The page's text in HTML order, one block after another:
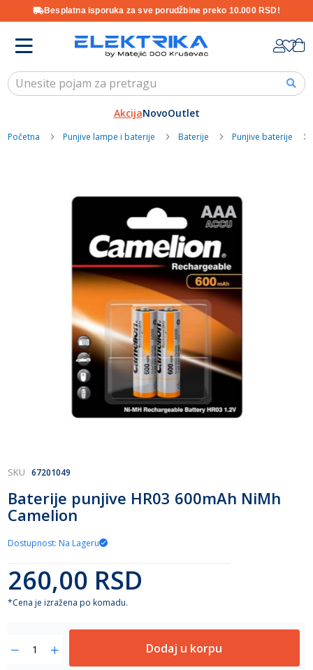
Besplatna isporuka za sve porudžbine preko 10.000 RSD!
Content
AkcijaNovoOutlet
Početna Punjive lampe i baterije Baterije Punjive baterije
Skip
the
beginning
the
gallery
Baterije punjive HR03 600mAh NiMh
Camelion
SKU 67201049
Dostupnost: Na Lageru
260,00 RSD
*Cena je izražena po komadu.
Dodaj u korpu